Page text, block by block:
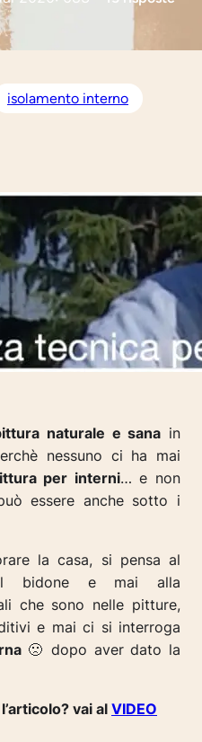
isolamento interno
naturale e sana in
nessuno ci ha mai
per interni… e non
essere anche sotto i
la casa, si pensa al
bidone e mai alla
che sono nelle pitture,
e mai ci si interroga
🙁 dopo aver dato la
vai al VIDEO